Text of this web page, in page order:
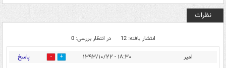
نظرات
انتشار یافته: 12 در انتظار بررسی: 0
امير ۱۸:۳۰ - ۱۳۹۳/۱۰/۲۲ 0 پاسخ